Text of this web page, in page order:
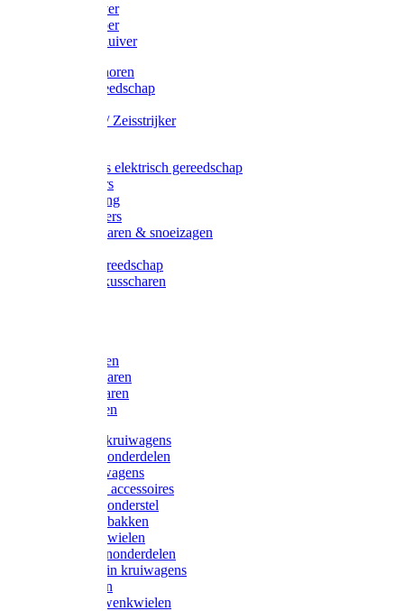
Mestschuiver
Mestschraper
Sneeuwschuiver
Zeis toebehoren
Baggergereedschap
Wetstenen / Zeisstrijker
Accessoires elektrisch gereedschap
Grasmaaiers
Tuinreiniging
Robotmaaiers
Heggenscharen & snoeizagen
Klussen gereedschap
Gras & buxusscharen
Snoeischaren
Heggenscharen
Takkenscharen
Snoeimessen
Landbouwkruiwagens
Kruiwagenonderdelen
Bouwkruiwagens
Kruiwagen accessoires
Kruiwagenonderstel
Kruiwagenbakken
Kruiwagenwielen
Steekwagenonderdelen
Huis en Tuin kruiwagens
Steekwagen
Bok- en Zwenkwielen